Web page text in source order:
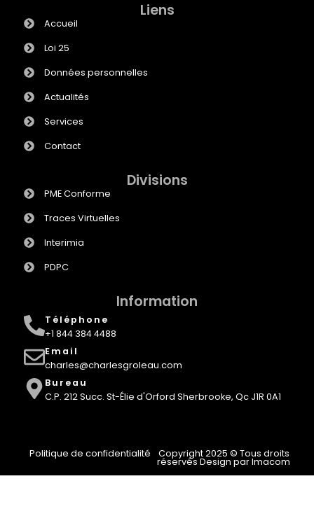
Liens
Accueil
Loi 25
Données personnelles
Actualités
Services
Contact
Divisions
PME Conforme
Traces Virtuelles
Interimia
PDPC
Information
Téléphone
+1 844 384 4488
Email
charles@charlesgroleau.com
Bureau
C.P. 212 Succ. St-Élie d'Orford Sherbrooke, Qc J1R 0A1
Politique de confidentialité Copyright 2025 © Tous droits
réservés Design par Imacom